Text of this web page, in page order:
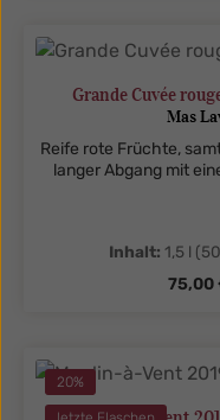
Grande Cuvée
Mas
Reife rote Früchte,
langer Abgang mit
Inhalt: 1,5 l
75,00
20%